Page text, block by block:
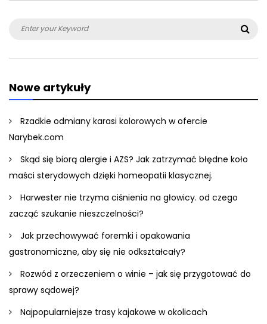
Search
Nowe artykuły
Rzadkie odmiany karasi kolorowych w ofercie
Narybek.com
Skąd się biorą alergie i AZS? Jak zatrzymać błędne koło
maści sterydowych dzięki homeopatii klasycznej.
Harwester nie trzyma ciśnienia na głowicy. od czego
zacząć szukanie nieszczelności?
Jak przechowywać foremki i opakowania
gastronomiczne, aby się nie odkształcały?
Rozwód z orzeczeniem o winie – jak się przygotować do
sprawy sądowej?
Najpopularniejsze trasy kajakowe w okolicach